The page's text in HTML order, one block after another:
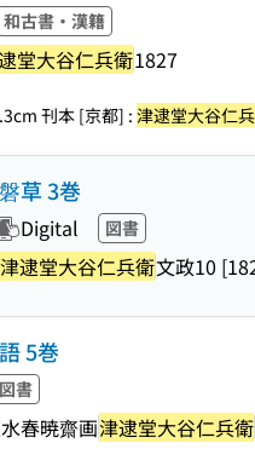
和古書・漢籍
堂大谷仁兵衛1827
刊本 [京都] : 津逮堂大谷仁
草 3巻
Digital 図書
津逮堂大谷仁兵衛文政10
5巻
図書
春暁齋画津逮堂大谷仁兵衛